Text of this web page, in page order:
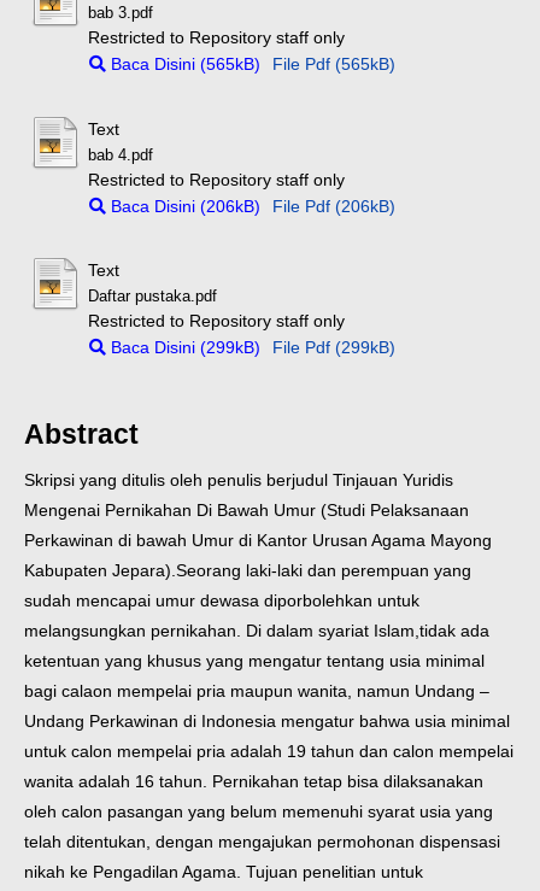
bab 3.pdf
Restricted to Repository staff only
Baca Disini (565kB)
File Pdf (565kB)
Text
bab 4.pdf
Restricted to Repository staff only
Baca Disini (206kB)
File Pdf (206kB)
Text
Daftar pustaka.pdf
Restricted to Repository staff only
Baca Disini (299kB)
File Pdf (299kB)
Abstract
Skripsi yang ditulis oleh penulis berjudul Tinjauan Yuridis
Mengenai Pernikahan Di Bawah Umur (Studi Pelaksanaan
Perkawinan di bawah Umur di Kantor Urusan Agama Mayong
Kabupaten Jepara).Seorang laki-laki dan perempuan yang
sudah mencapai umur dewasa diporbolehkan untuk
melangsungkan pernikahan. Di dalam syariat Islam,tidak ada
ketentuan yang khusus yang mengatur tentang usia minimal
bagi calaon mempelai pria maupun wanita, namun Undang –
Undang Perkawinan di Indonesia mengatur bahwa usia minimal
untuk calon mempelai pria adalah 19 tahun dan calon mempelai
wanita adalah 16 tahun. Pernikahan tetap bisa dilaksanakan
oleh calon pasangan yang belum memenuhi syarat usia yang
telah ditentukan, dengan mengajukan permohonan dispensasi
nikah ke Pengadilan Agama. Tujuan penelitian untuk